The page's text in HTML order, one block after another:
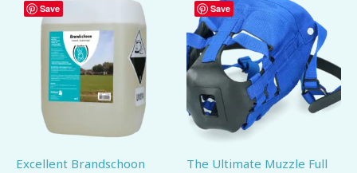
Save
Excellent Brandschoon
Save
The Ultimate Muzzle Full